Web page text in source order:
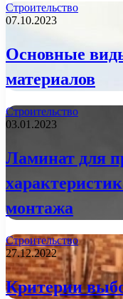
Строительство
07.10.2023
Основные
материалов
Строительство
03.01.2023
Ламинат для
монтажа
Строительство
27.12.2022
Критерии